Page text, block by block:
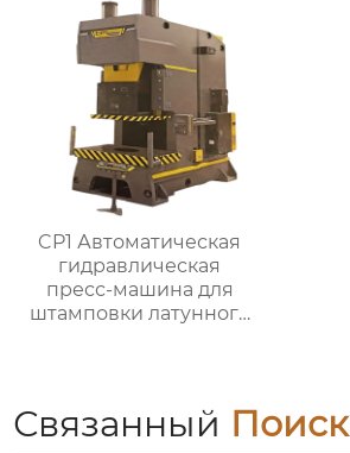
CP1 Автоматическая
гидравлическая
пресс-машина для
штамповки латунного
Связанный Поиск